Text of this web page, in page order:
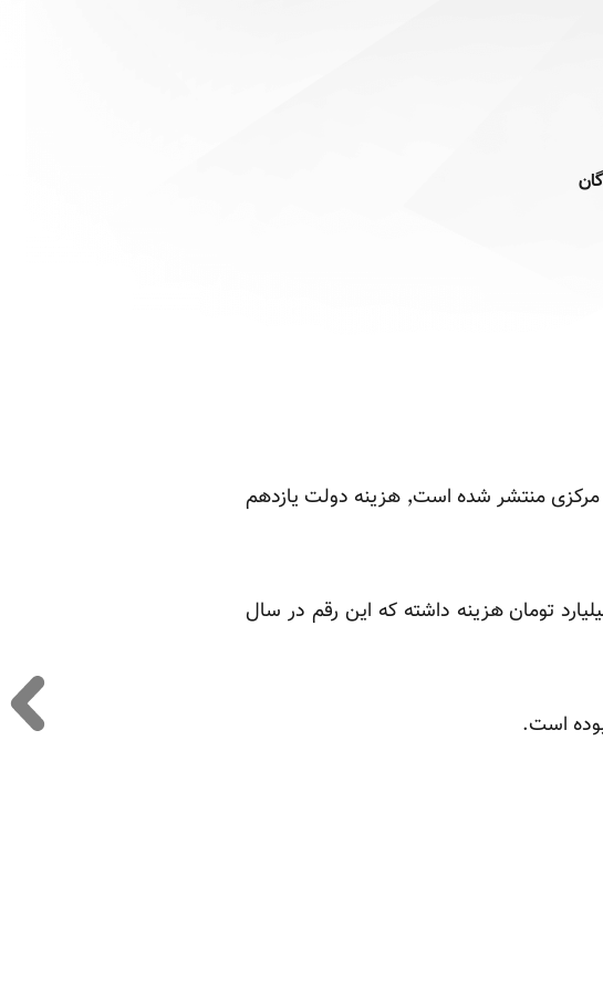
به گزارش خبرگزاری تسنیم٬ در گزارش وضعیت بودجه عمومی دولت که توسط بانک مرکزی منتشر شده است٬ هزینه دولت یازدهم
گزارش دولت یازدهم در سه ماهه اول سال ۹۲ بیش از ۲۴ هزار و ۱۹۰ میلیارد تومان هزینه داشته که این رقم در سال